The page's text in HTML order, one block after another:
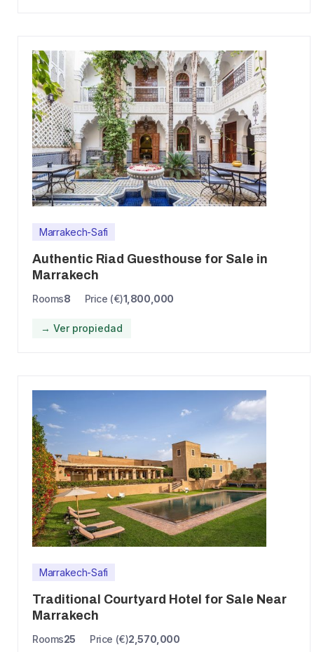
Marrakech-Safi
Authentic Riad Guesthouse for Sale in
Marrakech
Rooms8 Price (€)1,800,000
→ Ver propiedad
Marrakech-Safi
Traditional Courtyard Hotel for Sale Near
Marrakech
Rooms25 Price (€)2,570,000